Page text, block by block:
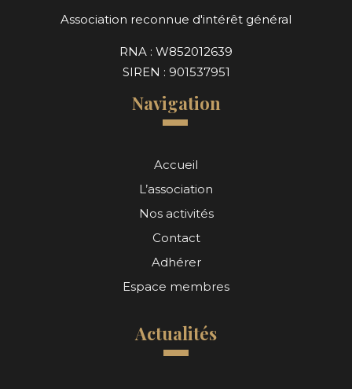
Association reconnue d'intérêt général
RNA : W852012639
SIREN : 901537951
Navigation
Accueil
L’association
Nos activités
Contact
Adhérer
Espace membres
Actualités